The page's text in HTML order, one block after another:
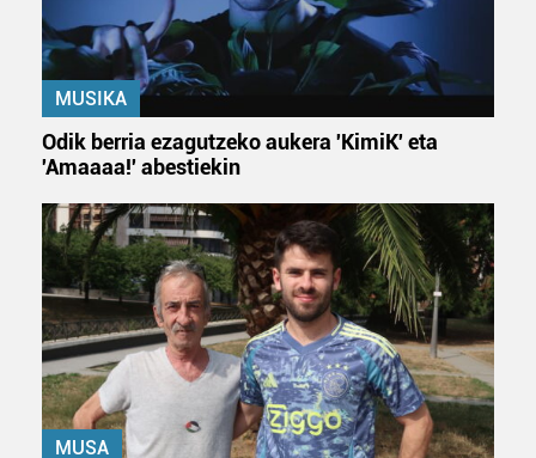
MUSIKA
Odik berria ezagutzeko aukera 'KimiK' eta
'Amaaaa!' abestiekin
MUSA